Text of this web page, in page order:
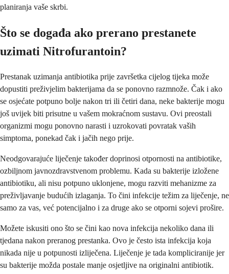
planiranja vaše skrbi.
Što se događa ako prerano prestanete
uzimati Nitrofurantoin?
Prestanak uzimanja antibiotika prije završetka cijelog tijeka može
dopustiti preživjelim bakterijama da se ponovno razmnože. Čak i ako
se osjećate potpuno bolje nakon tri ili četiri dana, neke bakterije mogu
još uvijek biti prisutne u vašem mokraćnom sustavu. Ovi preostali
organizmi mogu ponovno narasti i uzrokovati povratak vaših
simptoma, ponekad čak i jačih nego prije.
Neodgovarajuće liječenje također doprinosi otpornosti na antibiotike,
ozbiljnom javnozdravstvenom problemu. Kada su bakterije izložene
antibiotiku, ali nisu potpuno uklonjene, mogu razviti mehanizme za
preživljavanje budućih izlaganja. To čini infekcije težim za liječenje, ne
samo za vas, već potencijalno i za druge ako se otporni sojevi prošire.
Možete iskusiti ono što se čini kao nova infekcija nekoliko dana ili
tjedana nakon preranog prestanka. Ovo je često ista infekcija koja
nikada nije u potpunosti izliječena. Liječenje je tada kompliciranije jer
su bakterije možda postale manje osjetljive na originalni antibiotik.